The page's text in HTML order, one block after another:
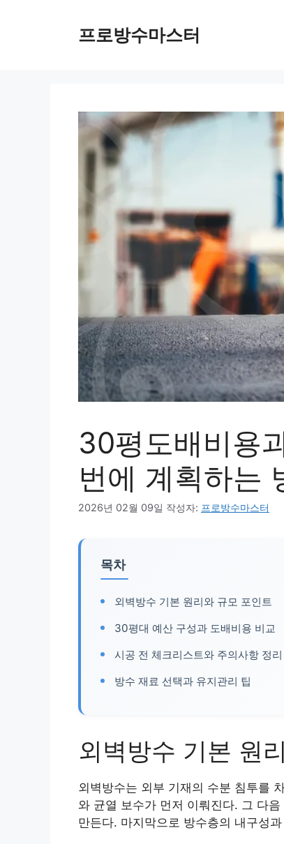
프로방수마스터
30평도배비용
번에 계획하는
2026년 02월 09일 작성자: 프로방수마스터
목차
외벽방수 기본 원리와 규모 포인트
30평대 예산 구성과 도배비용 비교
시공 전 체크리스트와 주의사항 정리
방수 재료 선택과 유지관리 팁
외벽방수 기본 원
외벽방수는 외부 기재의 수분 침투를
와 균열 보수가 먼저 이뤄진다. 그 다
만든다. 마지막으로 방수층의 내구성